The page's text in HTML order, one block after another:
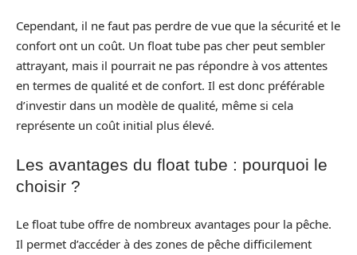
Cependant, il ne faut pas perdre de vue que la sécurité et le
confort ont un coût. Un float tube pas cher peut sembler
attrayant, mais il pourrait ne pas répondre à vos attentes
en termes de qualité et de confort. Il est donc préférable
d’investir dans un modèle de qualité, même si cela
représente un coût initial plus élevé.
Les avantages du float tube : pourquoi le
choisir ?
Le float tube offre de nombreux avantages pour la pêche.
Il permet d’accéder à des zones de pêche difficilement